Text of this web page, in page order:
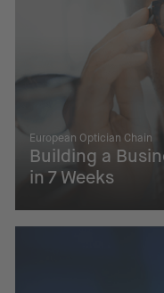
European Optician Chain
Building a
in 7 Weeks